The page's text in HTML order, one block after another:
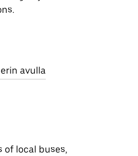
avulla
of local buses,